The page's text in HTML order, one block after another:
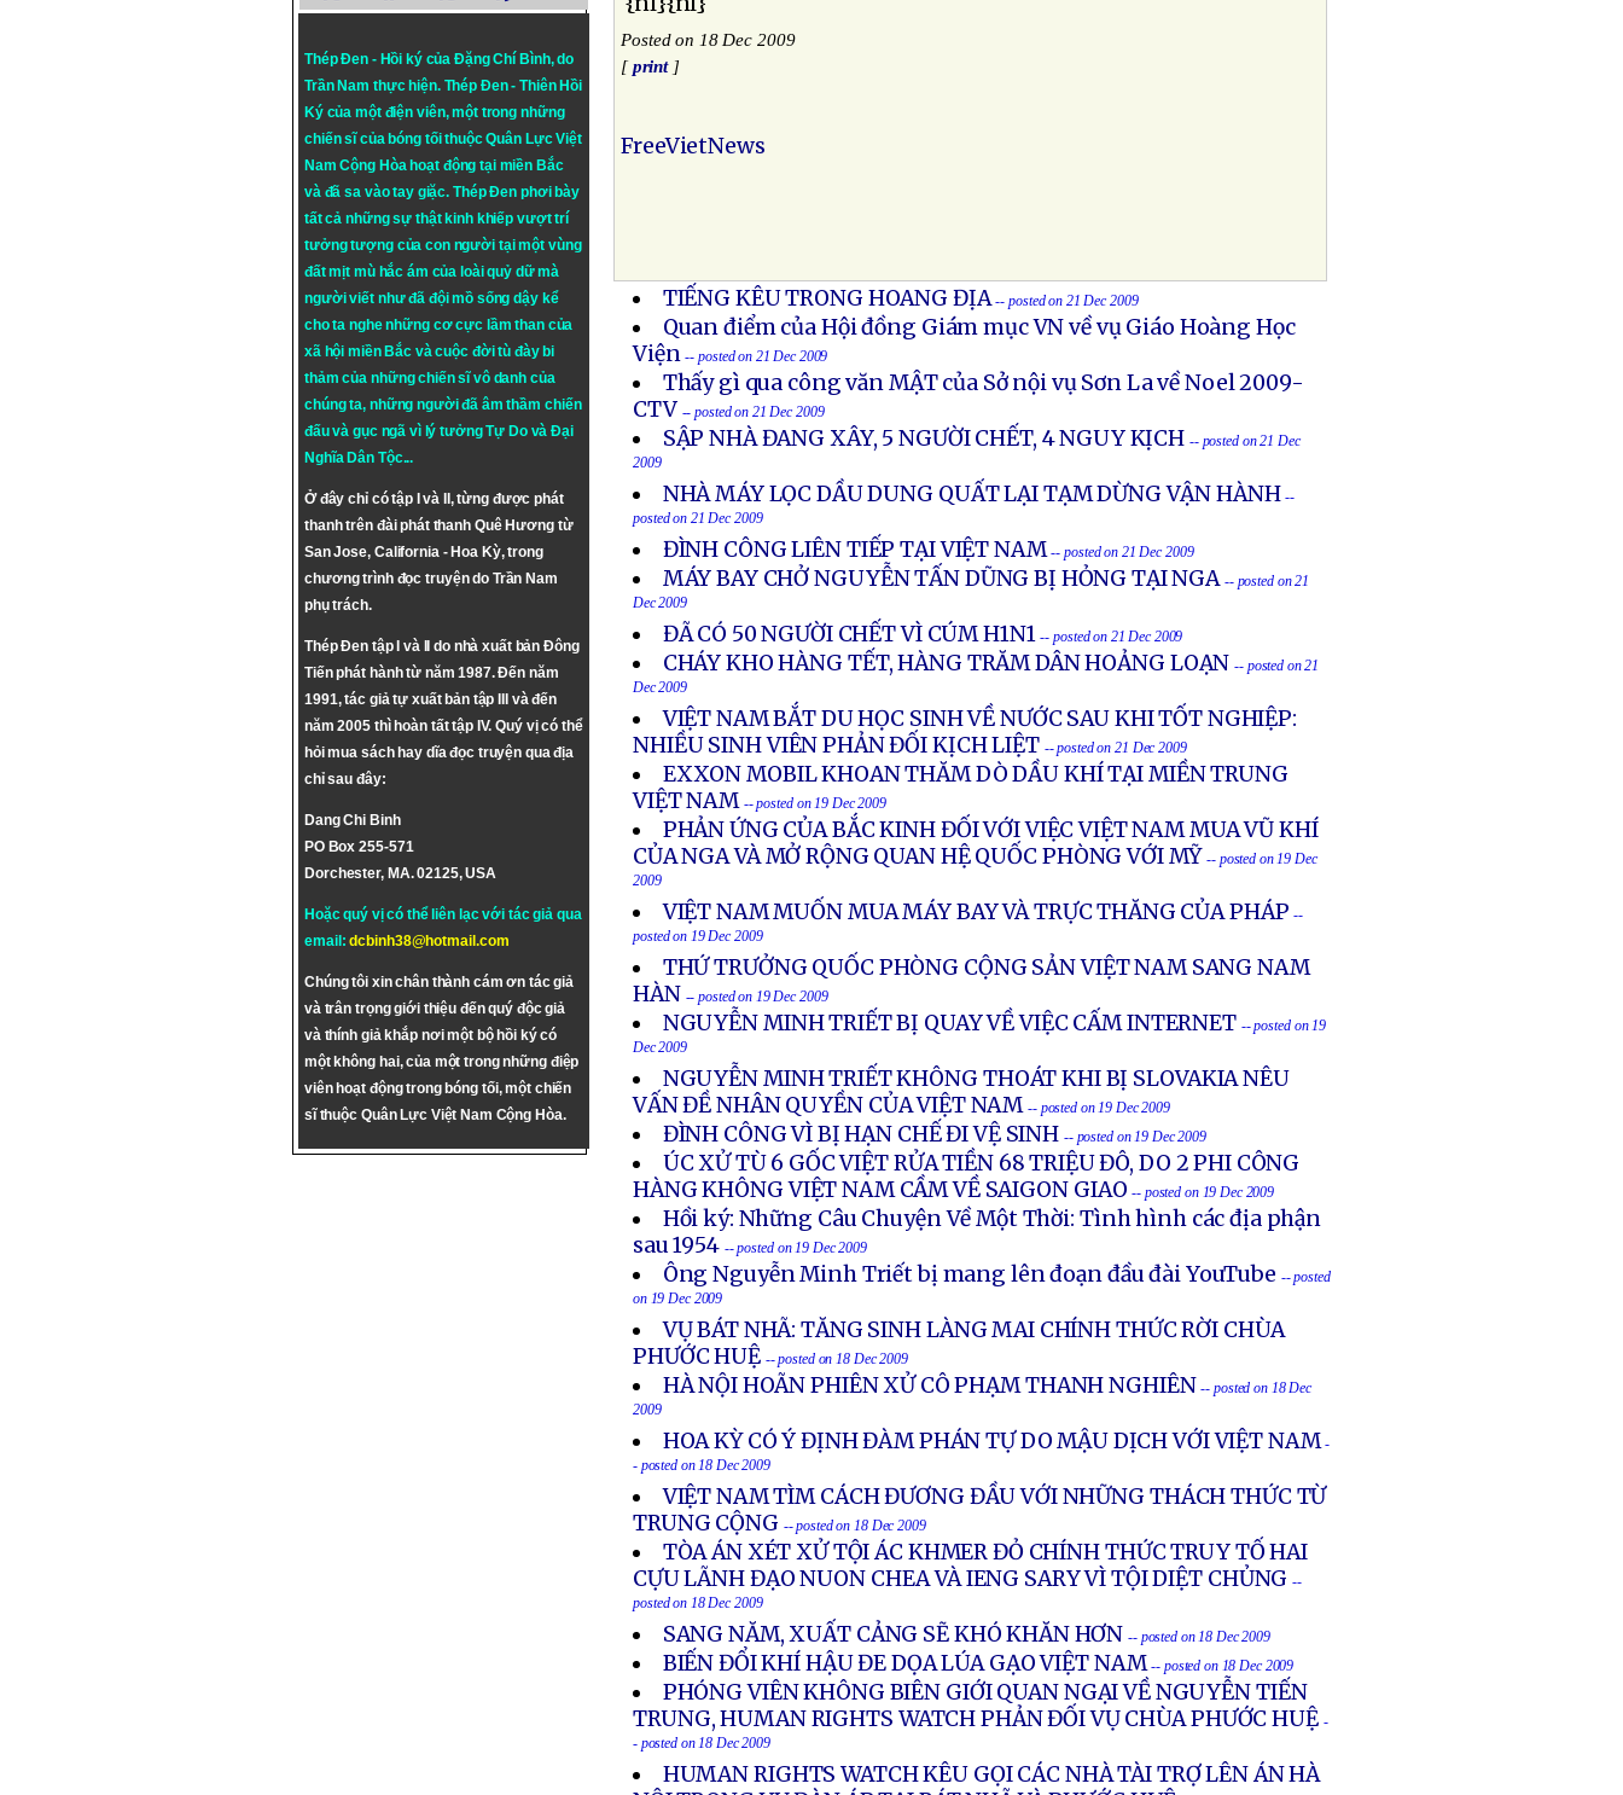
Thép Đen - Hồi ký của Đặng Chí Bình, do
Trần Nam thực hiện. Thép Đen- Thiên Hồi
Ký của một điện viên, một trong những
chiến sĩ của bóng tối thuộc Quân Lực Việt
Nam Cộng Hòa hoạt động tại miền Bắc
và đã sa vào tay giặc. Thép Đen phơi bày
tất cả những sự thật kinh khiếp vượt trí
tưởng tượng của con người tại một vùng
đất mịt mù hắc ám của loài quỷ dữ mà
người viết như đã đội mồ sống dậy kể
cho ta nghe những cơ cực lầm than của
xã hội miền Bắc và cuộc đời tù đày bi
thảm của những chiến sĩ vô danh của
chúng ta, những người đã âm thầm chiến
đấu và gục ngã vì lý tưởngTự DovàĐại
Nghĩa Dân Tộc...
Ở đây chỉ có tập I và II, từng được phát
thanh trên đài phát thanh Quê Hương từ
San Jose, California - Hoa Kỳ, trong
chương trình đọc truyện do Trần Nam
phụ trách.
Thép Đen tập I và II do nhà xuất bản Đông
Tiến phát hành từ năm 1987. Đến năm
1991, tác giả tự xuất bản tập III và đến
năm 2005 thì hoàn tất tập IV. Quý vị có thể
hỏi mua sách hay dĩa đọc truyện qua địa
chỉ sau đây:
Dang Chi Binh
PO Box 255-571
Dorchester, MA. 02125, USA
Hoặc quý vị có thể liên lạc với tác giả qua
email:dcbinh38@hotmail.com
Chúng tôi xin chân thành cám ơn tác giả
và trân trọng giới thiệu đến quý độc giả
và thính giả khắp nơi một bộ hồi ký có
một không hai, của một trong những điệp
viên hoạt động trong bóng tối, một chiến
sĩ thuộc Quân Lực Việt Nam Cộng Hòa.
Posted on 18 Dec 2009
[print]
FreeVietNews
TIẾNG KÊU TRONG HOANG ĐỊA -- posted on 21 Dec 2009
Quan điểm của Hội đồng Giám mục VN về vụ Giáo Hoàng Học
Viện-- posted on 21 Dec 2009
Thấy gì qua công văn MẬT của Sở nội vụ Sơn La về Noel 2009-
CTV -- posted on 21 Dec 2009
SẬP NHÀ ĐANG XÂY, 5 NGƯỜI CHẾT, 4 NGUY KỊCH -- posted on 21 Dec
2009
NHÀ MÁY LỌC DẦU DUNG QUẤT LẠI TẠM DỪNG VẬN HÀNH --
posted on 21 Dec 2009
ĐÌNH CÔNG LIÊN TIẾP TẠI VIỆT NAM -- posted on 21 Dec 2009
MÁY BAY CHỞ NGUYỄN TẤN DŨNG BỊ HỎNG TẠI NGA -- posted on 21
Dec 2009
ĐÃ CÓ 50 NGƯỜI CHẾT VÌ CÚM H1N1 -- posted on 21 Dec 2009
CHÁY KHO HÀNG TẾT, HÀNG TRĂM DÂN HOẢNG LOẠN -- posted on 21
Dec 2009
VIỆT NAM BẮT DU HỌC SINH VỀ NƯỚC SAU KHI TỐT NGHIỆP:
NHIỀU SINH VIÊN PHẢN ĐỐI KỊCH LIỆT -- posted on 21 Dec 2009
EXXON MOBIL KHOAN THĂM DÒ DẦU KHÍ TẠI MIỀN TRUNG
VIỆT NAM -- posted on 19 Dec 2009
PHẢN ỨNG CỦA BẮC KINH ĐỐI VỚI VIỆC VIỆT NAM MUA VŨ KHÍ
CỦA NGA VÀ MỞ RỘNG QUAN HỆ QUỐC PHÒNG VỚI MỸ -- posted on 19 Dec
2009
VIỆT NAM MUỐN MUA MÁY BAY VÀ TRỰC THĂNG CỦA PHÁP --
posted on 19 Dec 2009
THỨ TRƯỞNG QUỐC PHÒNG CỘNG SẢN VIỆT NAM SANG NAM
HÀN -- posted on 19 Dec 2009
NGUYỄN MINH TRIẾT BỊ QUAY VỀ VIỆC CẤM INTERNET -- posted on 19
Dec 2009
NGUYỄN MINH TRIẾT KHÔNG THOÁT KHI BỊ SLOVAKIA NÊU
VẤN ĐỀ NHÂN QUYỀN CỦA VIỆT NAM -- posted on 19 Dec 2009
ĐÌNH CÔNG VÌ BỊ HẠN CHẾ ĐI VỆ SINH -- posted on 19 Dec 2009
ÚC XỬ TÙ 6 GỐC VIỆT RỬA TIỀN 68 TRIỆU ĐÔ, DO 2 PHI CÔNG
HÀNG KHÔNG VIỆT NAM CẦM VỀ SAIGON GIAO -- posted on 19 Dec 2009
Hồi ký: Những Câu Chuyện Về Một Thời: Tình hình các địa phận
sau 1954 -- posted on 19 Dec 2009
Ông Nguyễn Minh Triết bị mang lên đoạn đầu đài YouTube -- posted
on 19 Dec 2009
VỤ BÁT NHÃ: TĂNG SINH LÀNG MAI CHÍNH THỨC RỜI CHÙA
PHƯỚC HUỆ -- posted on 18 Dec 2009
HÀ NỘI HOÃN PHIÊN XỬ CÔ PHẠM THANH NGHIÊN -- posted on 18 Dec
2009
HOA KỲ CÓ Ý ĐỊNH ĐÀM PHÁN TỰ DO MẬU DỊCH VỚI VIỆT NAM -
- posted on 18 Dec 2009
VIỆT NAM TÌM CÁCH ĐƯƠNG ĐẦU VỚI NHỮNG THÁCH THỨC TỪ
TRUNG CỘNG -- posted on 18 Dec 2009
TÒA ÁN XÉT XỬ TỘI ÁC KHMER ĐỎ CHÍNH THỨC TRUY TỐ HAI
CỰU LÃNH ĐẠO NUON CHEA VÀ IENG SARY VÌ TỘI DIỆT CHỦNG --
posted on 18 Dec 2009
SANG NĂM, XUẤT CẢNG SẼ KHÓ KHĂN HƠN -- posted on 18 Dec 2009
BIẾN ĐỔI KHÍ HẬU ĐE DỌA LÚA GẠO VIỆT NAM -- posted on 18 Dec 2009
PHÓNG VIÊN KHÔNG BIÊN GIỚI QUAN NGẠI VỀ NGUYỄN TIẾN
TRUNG, HUMAN RIGHTS WATCH PHẢN ĐỐI VỤ CHÙA PHƯỚC HUỆ -
- posted on 18 Dec 2009
HUMAN RIGHTS WATCH KÊU GỌI CÁC NHÀ TÀI TRỢ LÊN ÁN HÀ